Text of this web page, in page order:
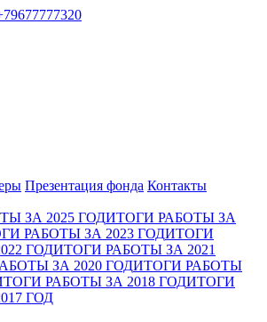
Презентация фонда Контакты
ЗА 2025 ГОДИТОГИ РАБОТЫ ЗА
РАБОТЫ ЗА 2023 ГОДИТОГИ
ГОДИТОГИ РАБОТЫ ЗА 2021
ЗА 2020 ГОДИТОГИ РАБОТЫ
РАБОТЫ ЗА 2018 ГОДИТОГИ
ГОД